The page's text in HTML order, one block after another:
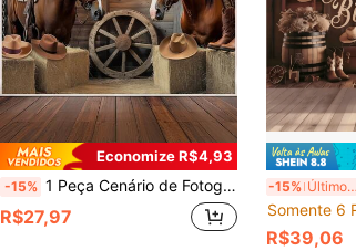
Economize R$4,93
-15% 1 Peça Cenário de Fotografia de Celeiro de Cavalos Ocidental, Banner de Festa de Fazenda Rústica de Cowboy com Fardos de Feno, Roda de Carroça, Luzes de Corda, Chapéus e Botas de Cowboy, Bottom de Foto para Casamento, Noiva, Aniversário, Chá de Bebê Recém-Nascido, Suprimentos de Decoração Interna e Externa
R$27,97
-15% Últimos 3 dias
Somente 6
R$39,06